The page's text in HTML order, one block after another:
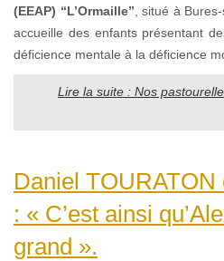
(EEAP) “L’Ormaille” , situé à
accueille des enfants présentant
déficience mentale à la déficience
Lire la suite : Nos
Daniel
: « C’est ainsi
grand ».